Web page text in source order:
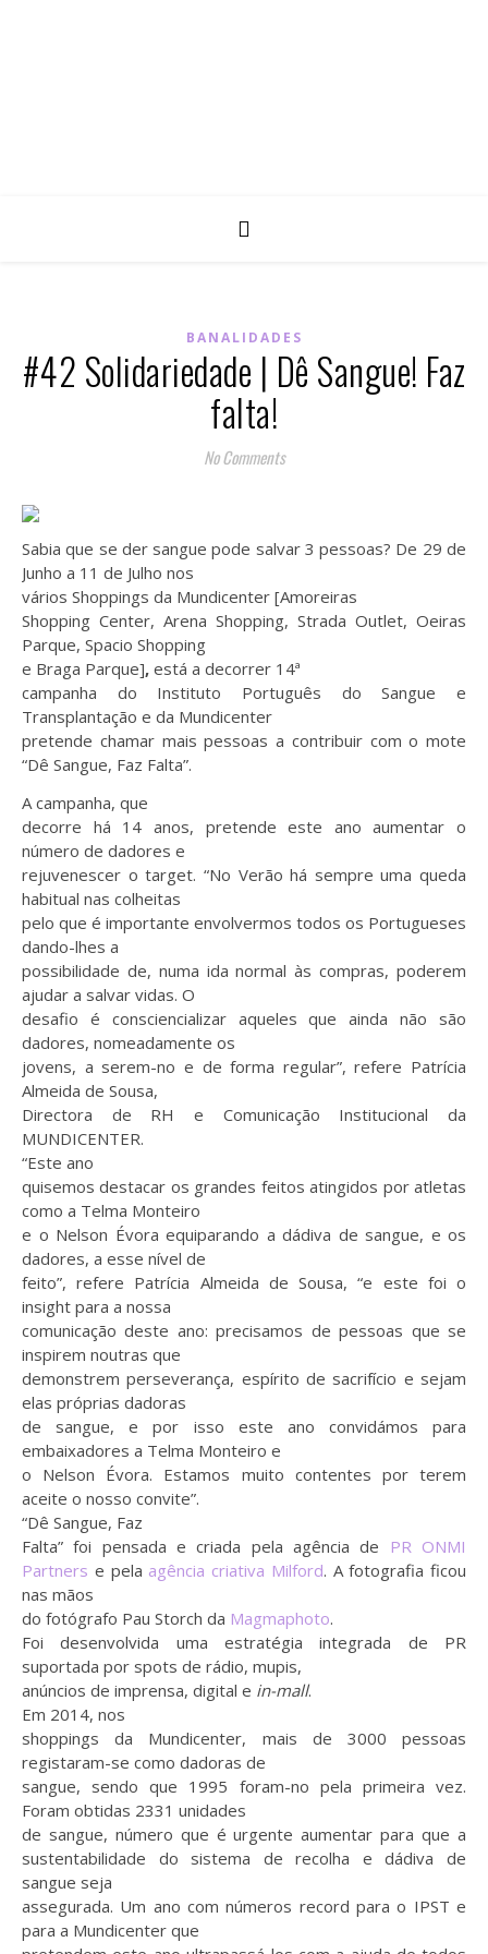
BANALIDADES
#42 Solidariedade | Dê Sangue! Faz
falta!
No Comments
Sabia que se der sangue pode salvar 3 pessoas? De 29 de
Junho a 11 de Julho nos
vários Shoppings da Mundicenter [Amoreiras
Shopping Center, Arena Shopping, Strada Outlet, Oeiras
Parque, Spacio Shopping
e Braga Parque], está a decorrer 14ª
campanha do Instituto Português do Sangue e
Transplantação e da Mundicenter
pretende chamar mais pessoas a contribuir com o mote
“Dê Sangue, Faz Falta”.
A campanha, que
decorre há 14 anos, pretende este ano aumentar o
número de dadores e
rejuvenescer o target. “No Verão há sempre uma queda
habitual nas colheitas
pelo que é importante envolvermos todos os Portugueses
dando-lhes a
possibilidade de, numa ida normal às compras, poderem
ajudar a salvar vidas. O
desafio é consciencializar aqueles que ainda não são
dadores, nomeadamente os
jovens, a serem-no e de forma regular”, refere Patrícia
Almeida de Sousa,
Directora de RH e Comunicação Institucional da
MUNDICENTER.
“Este ano
quisemos destacar os grandes feitos atingidos por atletas
como a Telma Monteiro
e o Nelson Évora equiparando a dádiva de sangue, e os
dadores, a esse nível de
feito”, refere Patrícia Almeida de Sousa, “e este foi o
insight para a nossa
comunicação deste ano: precisamos de pessoas que se
inspirem noutras que
demonstrem perseverança, espírito de sacrifício e sejam
elas próprias dadoras
de sangue, e por isso este ano convidámos para
embaixadores a Telma Monteiro e
o Nelson Évora. Estamos muito contentes por terem
aceite o nosso convite”.
“Dê Sangue, Faz
Falta” foi pensada e criada pela agência de PR ONMI
Partners e pela agência criativa Milford. A fotografia ficou
nas mãos
do fotógrafo Pau Storch da Magmaphoto.
Foi desenvolvida uma estratégia integrada de PR
suportada por spots de rádio, mupis,
anúncios de imprensa, digital e in-mall.
Em 2014, nos
shoppings da Mundicenter, mais de 3000 pessoas
registaram-se como dadoras de
sangue, sendo que 1995 foram-no pela primeira vez.
Foram obtidas 2331 unidades
de sangue, número que é urgente aumentar para que a
sustentabilidade do sistema de recolha e dádiva de
sangue seja
assegurada. Um ano com números record para o IPST e
para a Mundicenter que